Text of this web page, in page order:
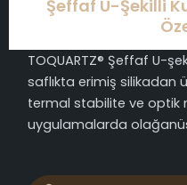
Şeffaf U-Şekilli
TOQUARTZ® Şeffaf U-
saflıkta erimiş silikadan
termal stabilite ve optik
uygulamalarda